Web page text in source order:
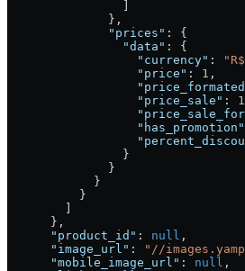
              },
              "prices"
: {
                "data"
: {
                  "currency"
:
                  "price"
: 1 ,
                  "price_sale"
:
                  "has_promotion"
                }
              }
            }
          }
      },
      "product_id"
: null ,
      "image_url"
:
"//
      "mobile_image_url"
: null ,